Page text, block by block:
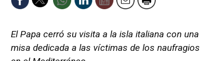
El Papa cerró su visita a la isla italiana con una
misa dedicada a las víctimas de los naufragios